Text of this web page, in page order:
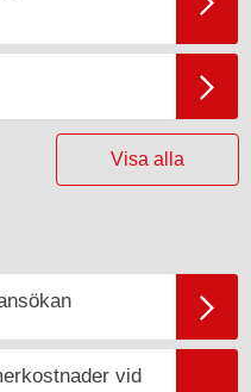
Visa alla
vid